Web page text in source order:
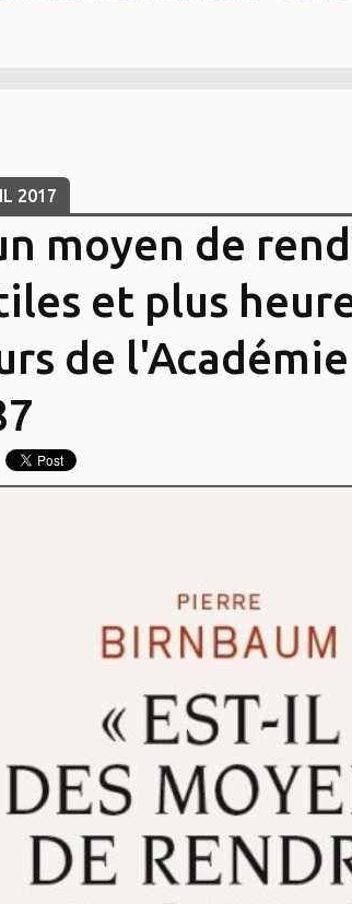
2017
moyen de
et plus
de